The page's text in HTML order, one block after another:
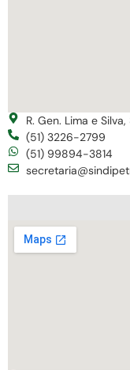
R. Gen. Lima e
(51) 3226-2799
(51) 99894-3814